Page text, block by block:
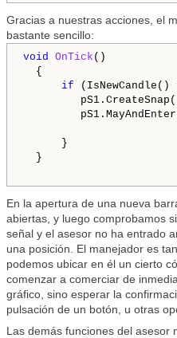
Gracias a nuestras acciones, el
bastante sencillo:
void OnTick ()
{
if (IsNewCandle()
}
}
En la apertura de una nueva
abiertas, y luego comprobamos
señal y el asesor no ha entrado
una posición. El manejador es
podemos ubicar en él un cierto
comenzar a comerciar de
gráfico, sino esperar la
pulsación de un botón, u otras
Las demás funciones del asesor